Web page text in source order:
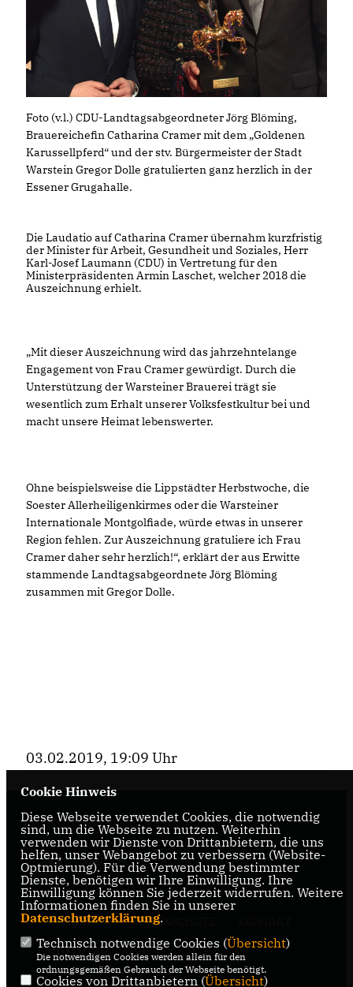
Foto (v.l.) CDU-Landtagsabgeordneter Jörg Blöming,
Brauereichefin Catharina Cramer mit dem „Goldenen
Karussellpferd“ und der stv. Bürgermeister der Stadt
Warstein Gregor Dolle gratulierten ganz herzlich in der
Essener Grugahalle.
Die Laudatio auf Catharina Cramer übernahm kurzfristig
der Minister für Arbeit, Gesundheit und Soziales, Herr
Karl-Josef Laumann (CDU) in Vertretung für den
Ministerpräsidenten Armin Laschet, welcher 2018 die
Auszeichnung erhielt.
Mit dieser Auszeichnung wird das jahrzehntelange
Engagement von Frau Cramer gewürdigt. Durch die
Unterstützung der Warsteiner Brauerei trägt sie
wesentlich zum Erhalt unserer Volksfestkultur bei und
macht unsere Heimat lebenswerter.
Ohne beispielsweise die Lippstädter Herbstwoche, die
Soester Allerheiligenkirmes oder die Warsteiner
Internationale Montgolfiade, würde etwas in unserer
Region fehlen. Zur Auszeichnung gratuliere ich Frau
Cramer daher sehr herzlich!“, erklärt der aus Erwitte
stammende Landtagsabgeordnete Jörg Blöming
zusammen mit Gregor Dolle.
03.02.2019, 19:09 Uhr
Herzlich Willkommen bei der CDU Warstein
IMPRESSUM DATENSCHUTZ
CDU Kreis Soest
Cookie Hinweis
Diese Webseite verwendet Cookies, die notwendig
sind, um die Webseite zu nutzen. Weiterhin
verwenden wir Dienste von Drittanbietern, die uns
helfen, unser Webangebot zu verbessern (Website-
Optmierung). Für die Verwendung bestimmter
Dienste, benötigen wir Ihre Einwilligung. Ihre
Einwilligung können Sie jederzeit widerrufen. Weitere
Informationen finden Sie in unserer
Datenschutzerklärung.
Technisch notwendige Cookies (Übersicht)
Die notwendigen Cookies werden allein für den
ordnungsgemäßen Gebrauch der Webseite benötigt.
Cookies von Drittanbietern (Übersicht)